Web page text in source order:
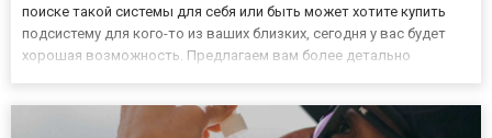
поиске такой системы для себя или быть может хотите купить
подсистему для кого-то из ваших близких, сегодня у вас будет
хорошая возможность. Предлагаем вам более детально